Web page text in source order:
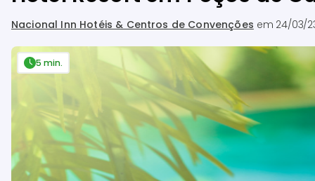
Nacional Inn Hotéis & Centros de Convenções em 24/03/
5 min.